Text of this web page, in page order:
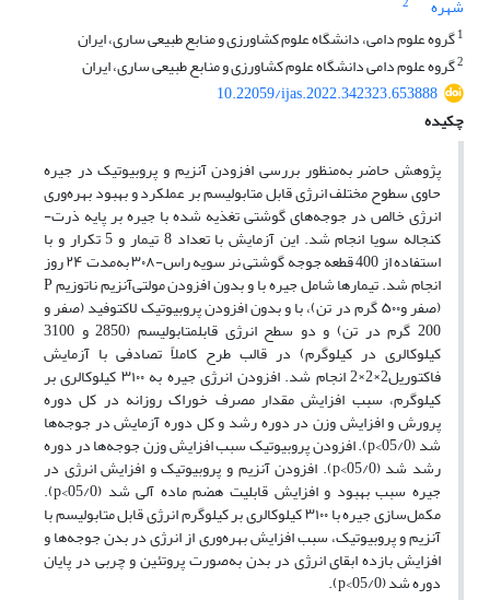
شهره
1گروه علوم دامی، دانشگاه علوم کشاورزی و منابع طبیعی ساری، ایران‏
2گروه علوم دامی دانشگاه علوم کشاورزی و منابع طبیعی ساری، ایران‏
10.22059/ijas.2022.342323.653888
چکیده
پژوهش حاضر به‌منظور بررسی افزودن آنزیم و پروبیوتیک در جیره
حاوی سطوح مختلف انرژی قابل متابولیسم بر عملکرد و بهبود بهره‌وری
انرژی خالص در جوجه‌های گوشتی تغذیه شده با جیره بر پایه ذرت-
کنجاله سویا انجام شد. این آزمایش با تعداد 8 تیمار و 5 تکرار و با
استفاده از 400 قطعه جوجه گوشتی نر سویه راس-۳۰۸ به‌مدت ۲۴ روز
انجام شد. تیمارها شامل جیره با و بدون افزودن مولتی‌آنزیم ناتوزیم P
(صفر و۵۰۰ گرم در تن)، با و بدون افزودن پروبیوتیک لاکتوفید (صفر و
200 گرم در تن) و دو سطح انرژی قابلمتابولیسم (2850 و 3100
کیلوکالری در کیلوگرم) در قالب طرح کاملاً تصادفی با آزمایش
فاکتوریل2×2×2 انجام شد. افزودن انرژی جیره به ۳۱۰۰ کیلوکالری بر
کیلوگرم، سبب افزایش مقدار مصرف خوراک روزانه در کل دوره
پرورش و افزایش وزن در دوره رشد و کل دوره آزمایش در جوجه‌ها
شد (05/0>p). افزودن پروبیوتیک سبب افزایش وزن جوجه‌ها در دوره
رشد شد (05/0>p). افزودن آنزیم و پروبیوتیک و افزایش انرژی در
جیره سبب بهبود و افزایش قابلیت هضم ماده آلی شد (05/0>p).
مکمل‌سازی جیره با ۳۱۰۰ کیلوکالری بر کیلوگرم انرژی قابل متابولیسم با
آنزیم و پروبیوتیک، سبب افزایش بهره‌وری از انرژی در بدن جوجه‌ها و
افزایش بازده ابقای انرژی در بدن به‌صورت پروتئین و چربی در پایان
دوره شد (05/0>p).